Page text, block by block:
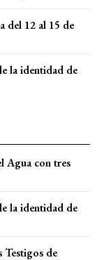
del 12 al 15 de
la identidad de
Agua con tres
la identidad de
Testigos de